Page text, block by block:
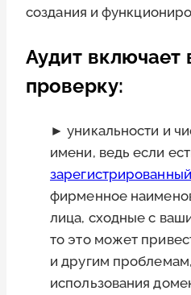
создания и
Аудит включает
проверку:
► уникальности и
имени, ведь если
фирменное
лица, сходные с
то это может
и другим
использования